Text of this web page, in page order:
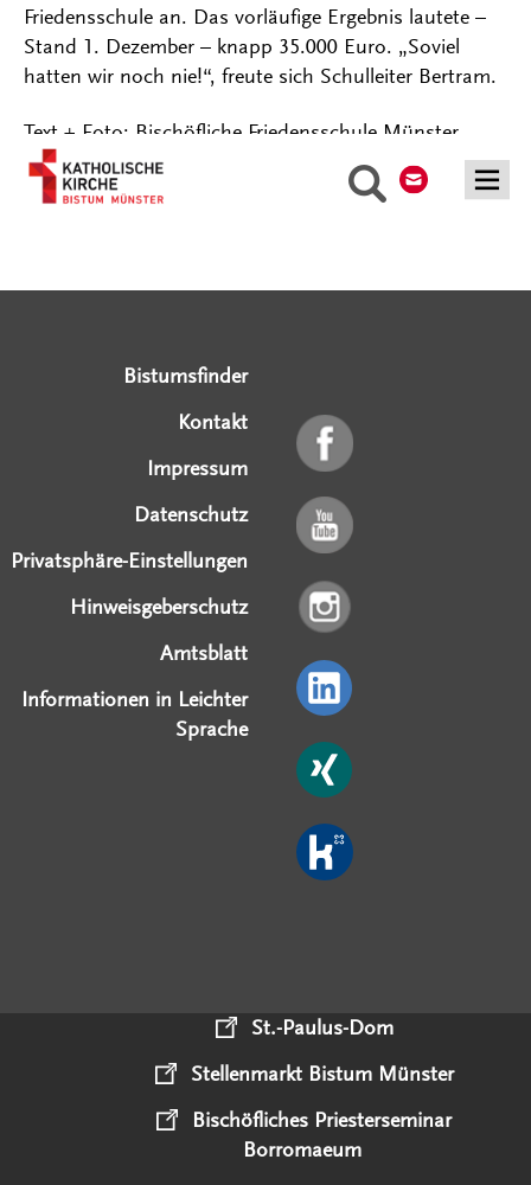
Suche
Friedensschule an. Das vorläufige Ergebnis lautete –
Stand 1. Dezember – knapp 35.000 Euro. „Soviel
hatten wir noch nie!“, freute sich Schulleiter Bertram.
Text + Foto: Bischöfliche Friedensschule Münster
Bistumsfinder
Kontakt
Impressum
Datenschutz
Privatsphäre-Einstellungen
Hinweisgeberschutz
Amtsblatt
Informationen in Leichter
Sprache
St.-Paulus-Dom
Stellenmarkt Bistum Münster
Bischöfliches Priesterseminar
Borromaeum